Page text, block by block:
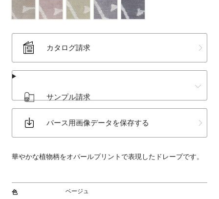
カ
ー
ト・
ラ
材
な
ど
扱
フ
ブ
リ
カタログ請求
サンプル請求
パース用画像データを保存する
華やかな植物柄をオパールプリントで表現したドレープです。
色 ベージュ